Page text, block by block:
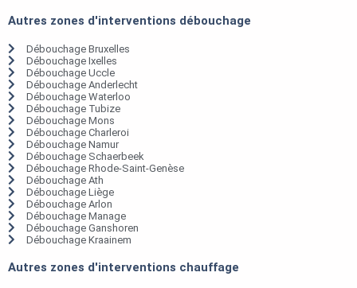
Autres zones d'interventions débouchage
Débouchage Bruxelles
Débouchage Ixelles
Débouchage Uccle
Débouchage Anderlecht
Débouchage Waterloo
Débouchage Tubize
Débouchage Mons
Débouchage Charleroi
Débouchage Namur
Débouchage Schaerbeek
Débouchage Rhode-Saint-Genèse
Débouchage Ath
Débouchage Liège
Débouchage Arlon
Débouchage Manage
Débouchage Ganshoren
Débouchage Kraainem
Autres zones d'interventions chauffage